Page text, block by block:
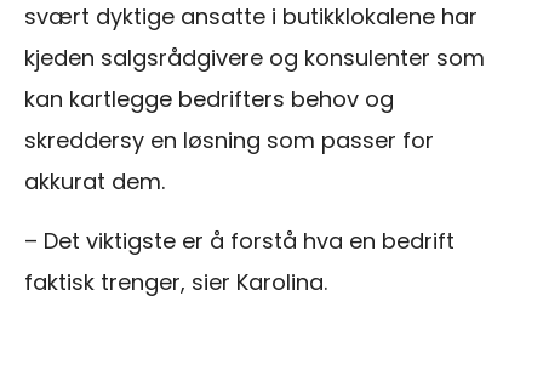
svært dyktige ansatte i butikklokalene har
kjeden salgsrådgivere og konsulenter som
kan kartlegge bedrifters behov og
skreddersy en løsning som passer for
akkurat dem.
– Det viktigste er å forstå hva en bedrift
faktisk trenger, sier Karolina.